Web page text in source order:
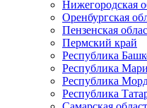
Нижегородская
Оренбургская
Пензенская
Пермский край
Республика
Республика
Республика
Республика